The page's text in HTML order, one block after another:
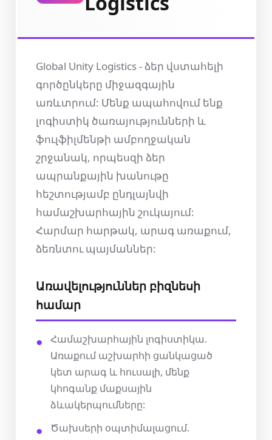
Global Unity Logistics - ձեր վստահելի
գործընկերը միջազգային
առևտրում: Մենք ապահովում ենք
լոգիստիկ ծառայությունների և
ֆուլֆիլմենթի ամբողջական
շրջանակ, որպեսզի ձեր
ապրանքային խանութը
հեշտությամբ ընդլայնվի
համաշխարհային շուկայում:
Հարմար հարթակ, արագ առաքում,
ձեռնտու պայմաններ:
Առավելություններ բիզնեսի
համար
Համաշխարհային լոգիստիկա.
Առաքում աշխարհի ցանկացած
կետ արագ և հուսալի, մենք
կհոգանք մաքսային
ձևակերպումները:
Ծախսերի օպտիմալացում.